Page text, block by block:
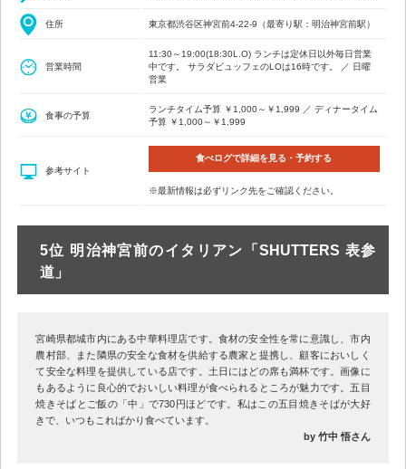
住所 東京都渋谷区神宮前4-22-9（最寄り駅：明治神宮前駅）
営業時間
11:30～19:00(18:30L.O) ランチは定休日以外毎日営業
中です。 サラダビュッフェのLOは16時です。 ／ 日曜
営業
食事の予算
ランチタイム予算 ￥1,000～￥1,999 ／ ディナータイム
予算 ￥1,000～￥1,999
参考サイト
食べログで詳細を見る・予約する
※最新情報は必ずリンク先をご確認ください。
5位 明治神宮前のイタリアン「SHUTTERS 表参
道」
宮崎県都城市内にある中華料理店です。食材の安全性を常に意識し、市内
農村部、また隣県の安全な食材を供給する農家と提携し、顧客においしく
て安全な料理を提供している店です。土日にはどの席も満杯です。画像に
もあるように良心的でおいしい料理が食べられるところが魅力です。五目
焼きそばとご飯の「中」で730円ほどです。私はこの五目焼きそばが大好
きで、いつもこればかり食べています。
by 竹中 悟さん